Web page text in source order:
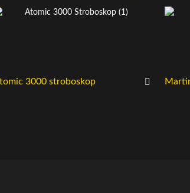
3000 stroboskop